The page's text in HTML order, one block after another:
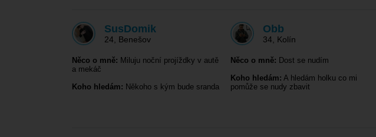
SusDomik
24 Benešov
Něco o mně: Miluju noční projíždky v autě
a mekáč
Koho hledám: Někoho s kým bude sranda
Obb
34 Kolín
Něco o mně: Dost se nudím
Koho hledám: A hledám holku co mi
pomůže se nudy zbavit